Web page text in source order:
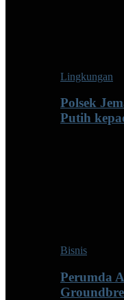
Lingkungan
Polsek
Putih
Bisnis
Perumda